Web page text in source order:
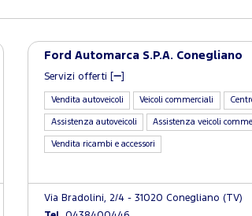
Ford Automarca S.P.A. Conegliano
Servizi offerti [
Vendita autoveicoli Veicoli commerciali
Assistenza autoveicoli Assistenza veicoli
Vendita ricambi e accessori
Via Bradolini, 2/4 - 31020 Conegliano (TV)